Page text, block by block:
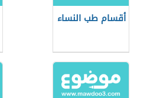
أقسام طب النساء